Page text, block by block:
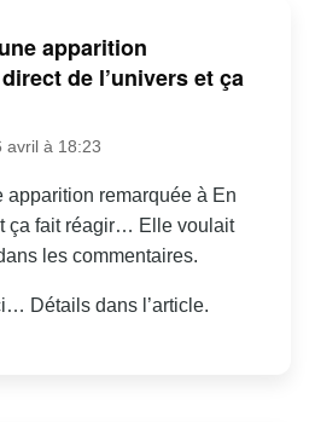
apparition
de l’univers et ça
avril à 18:23
remarquée à En
ça fait réagir… Elle voulait
les commentaires.
Détails dans l’article.